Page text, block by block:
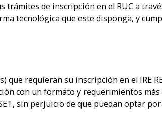
trámites de inscripción en el RUC a
tecnológica que este disponga, y
que requieran su inscripción en el IRE
con un formato y requerimientos
sin perjuicio de que puedan optar